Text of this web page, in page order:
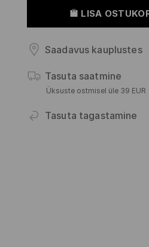
LISA
Saadavus kauplustes
Tasuta saatmine
Üksuste ostmisel üle 39 EUR
Tasuta tagastamine